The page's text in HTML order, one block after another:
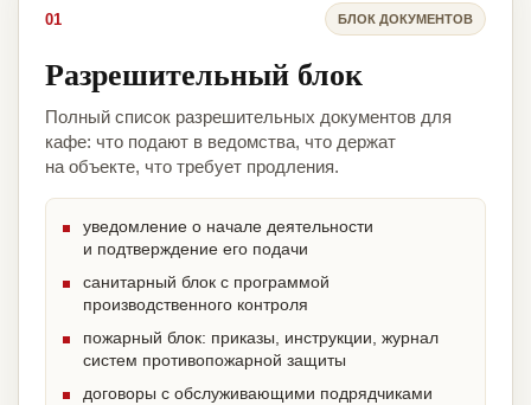
01 БЛОК ДОКУМЕНТОВ
Разрешительный блок
Полный список разрешительных документов для
кафе: что подают в ведомства, что держат
на объекте, что требует продления.
уведомление о начале деятельности
и подтверждение его подачи
санитарный блок с программой
производственного контроля
пожарный блок: приказы, инструкции, журнал
систем противопожарной защиты
договоры с обслуживающими подрядчиками